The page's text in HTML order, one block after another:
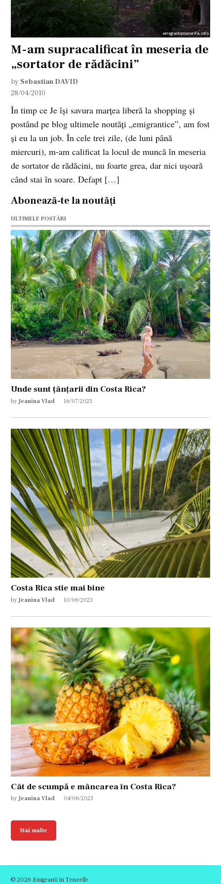
M-am supracalificat în meseria de
„sortator de rădăcini”
by Sebastian DAVID
28/04/2010
În timp ce Je îşi savura marţea liberă la shopping şi
postând pe blog ultimele noutăţi „emigrantice”, am fost
şi eu la un job. În cele trei zile, (de luni până
miercuri), m-am calificat la locul de muncă în meseria
de sortator de rădăcini, nu foarte grea, dar nici uşoară
când stai în soare. Defapt […]
Abonează-te la noutăți
ULTIMELE POSTĂRI
Unde sunt țânțarii din Costa Rica?
by Jeanina Vlad 16/07/2023
Costa Rica stie mai bine
by Jeanina Vlad 10/06/2023
Cât de scumpă e mâncarea în Costa Rica?
by Jeanina Vlad 04/06/2023
Mai multe
© 2026 Emigranti in Tenerife